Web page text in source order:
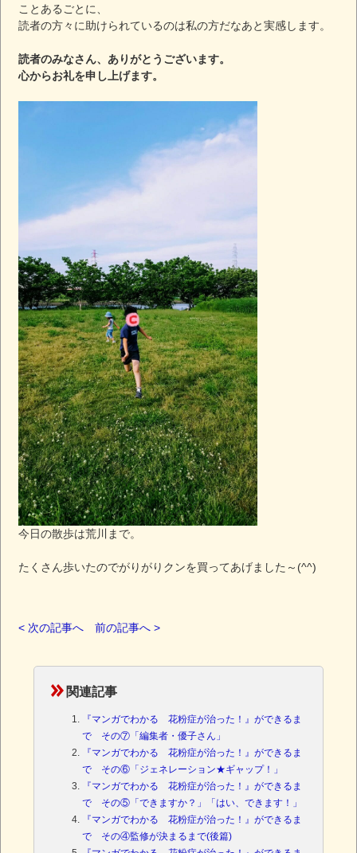
ことあるごとに、
読者の方々に助けられているのは私の方だなあと実感します。
読者のみなさん、ありがとうございます。
心からお礼を申し上げます。
今日の散歩は荒川まで。
たくさん歩いたのでがりがりクンを買ってあげました～(^^)
< 次の記事へ 前の記事へ >
関連記事
『マンガでわかる 花粉症が治った！』ができるま
で その⑦「編集者・優子さん」
『マンガでわかる 花粉症が治った！』ができるま
で その⑥「ジェネレーション★ギャップ！」
『マンガでわかる 花粉症が治った！』ができるま
で その⑤「できますか？」「はい、できます！」
『マンガでわかる 花粉症が治った！』ができるま
で その④監修が決まるまで(後篇)